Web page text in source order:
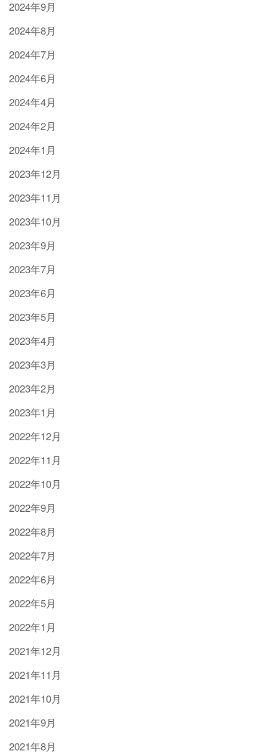
2024年9月
2024年8月
2024年7月
2024年6月
2024年4月
2024年2月
2024年1月
2023年12月
2023年11月
2023年10月
2023年9月
2023年7月
2023年6月
2023年5月
2023年4月
2023年3月
2023年2月
2023年1月
2022年12月
2022年11月
2022年10月
2022年9月
2022年8月
2022年7月
2022年6月
2022年5月
2022年1月
2021年12月
2021年11月
2021年10月
2021年9月
2021年8月